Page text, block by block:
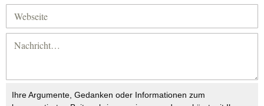
Ihre Argumente, Gedanken oder Informationen zum